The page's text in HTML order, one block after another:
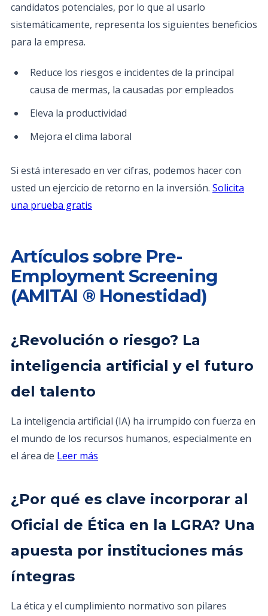
candidatos potenciales, por lo que al usarlo
sistemáticamente, representa los siguientes beneficios
para la empresa.
Reduce los riesgos e incidentes de la principal
causa de mermas, la causadas por empleados
Eleva la productividad
Mejora el clima laboral
Si está interesado en ver cifras, podemos hacer con
usted un ejercicio de retorno en la inversión. Solicita
una prueba gratis
Artículos sobre Pre-
Employment Screening
(AMITAI ® Honestidad)
¿Revolución o riesgo? La
inteligencia artificial y el futuro
del talento
La inteligencia artificial (IA) ha irrumpido con fuerza en
el mundo de los recursos humanos, especialmente en
el área de Leer más
¿Por qué es clave incorporar al
Oficial de Ética en la LGRA? Una
apuesta por instituciones más
íntegras
La ética y el cumplimiento normativo son pilares